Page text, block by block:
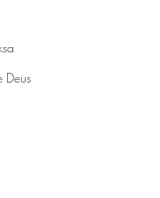
Deus